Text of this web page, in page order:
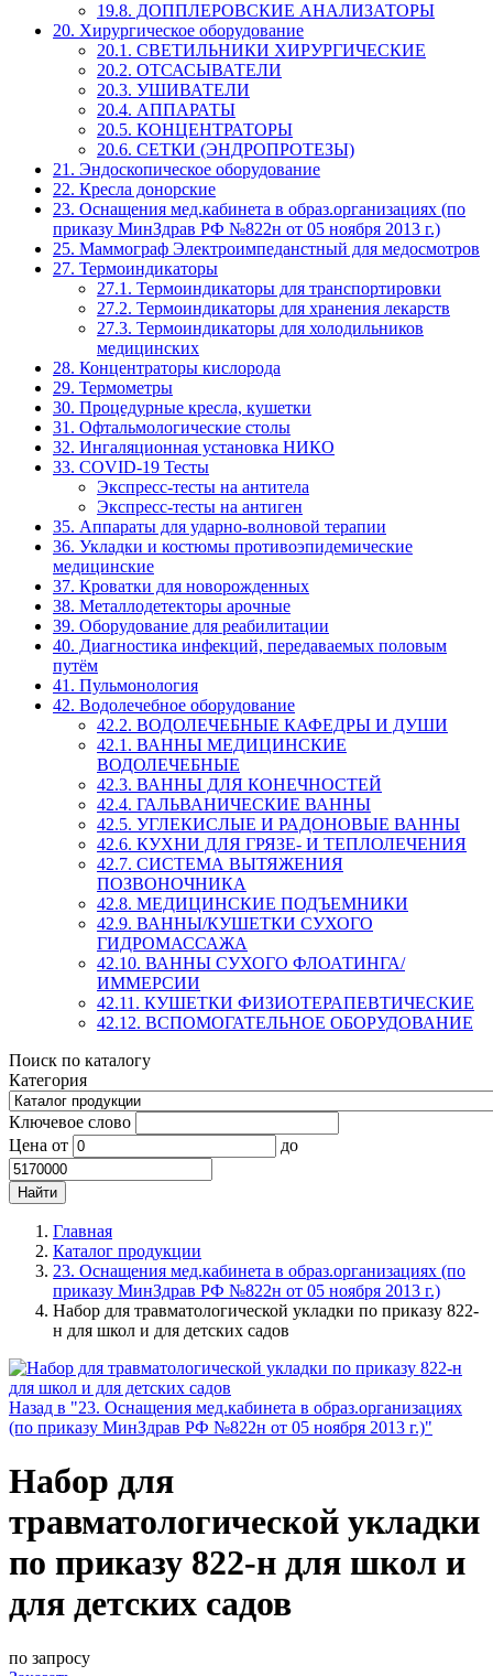
19.8. ДОППЛЕРОВСКИЕ АНАЛИЗАТОРЫ
20. Хирургическое оборудование
20.1. СВЕТИЛЬНИКИ ХИРУРГИЧЕСКИЕ
20.2. ОТСАСЫВАТЕЛИ
20.3. УШИВАТЕЛИ
20.4. АППАРАТЫ
20.5. КОНЦЕНТРАТОРЫ
20.6. СЕТКИ (ЭНДРОПРОТЕЗЫ)
21. Эндоскопическое оборудование
22. Кресла донорские
23. Оснащения мед.кабинета в образ.организациях (по
приказу МинЗдрав РФ №822н от 05 ноября 2013 г.)
25. Маммограф Электроимпеданстный для медосмотров
27. Термоиндикаторы
27.1. Термоиндикаторы для транспортировки
27.2. Термоиндикаторы для хранения лекарств
27.3. Термоиндикаторы для холодильников
медицинских
28. Концентраторы кислорода
29. Термометры
30. Процедурные кресла, кушетки
31. Офтальмологические столы
32. Ингаляционная установка НИКО
33. COVID-19 Тесты
Экспресс-тесты на антитела
Экспресс-тесты на антиген
35. Аппараты для ударно-волновой терапии
36. Укладки и костюмы противоэпидемические
медицинские
37. Кроватки для новорожденных
38. Металлодетекторы арочные
39. Оборудование для реабилитации
40. Диагностика инфекций, передаваемых половым
путём
41. Пульмонология
42. Водолечебное оборудование
42.2. ВОДОЛЕЧЕБНЫЕ КАФЕДРЫ И ДУШИ
42.1. ВАННЫ МЕДИЦИНСКИЕ
ВОДОЛЕЧЕБНЫЕ
42.3. ВАННЫ ДЛЯ КОНЕЧНОСТЕЙ
42.4. ГАЛЬВАНИЧЕСКИЕ ВАННЫ
42.5. УГЛЕКИСЛЫЕ И РАДОНОВЫЕ ВАННЫ
42.6. КУХНИ ДЛЯ ГРЯЗЕ- И ТЕПЛОЛЕЧЕНИЯ
42.7. СИСТЕМА ВЫТЯЖЕНИЯ
ПОЗВОНОЧНИКА
42.8. МЕДИЦИНСКИЕ ПОДЪЕМНИКИ
42.9. ВАННЫ/КУШЕТКИ СУХОГО
ГИДРОМАССАЖА
42.10. ВАННЫ СУХОГО ФЛОАТИНГА/
ИММЕРСИИ
42.11. КУШЕТКИ ФИЗИОТЕРАПЕВТИЧЕСКИЕ
42.12. ВСПОМОГАТЕЛЬНОЕ ОБОРУДОВАНИЕ
Поиск по каталогу
Категория
Ключевое слово
Цена от до
Главная
Каталог продукции
23. Оснащения мед.кабинета в образ.организациях (по
приказу МинЗдрав РФ №822н от 05 ноября 2013 г.)
Набор для травматологической укладки по приказу 822-
н для школ и для детских садов
Назад в "23. Оснащения мед.кабинета в образ.организациях
(по приказу МинЗдрав РФ №822н от 05 ноября 2013 г.)"
Набор для
травматологической укладки
по приказу 822-н для школ и
для детских садов
по запросу